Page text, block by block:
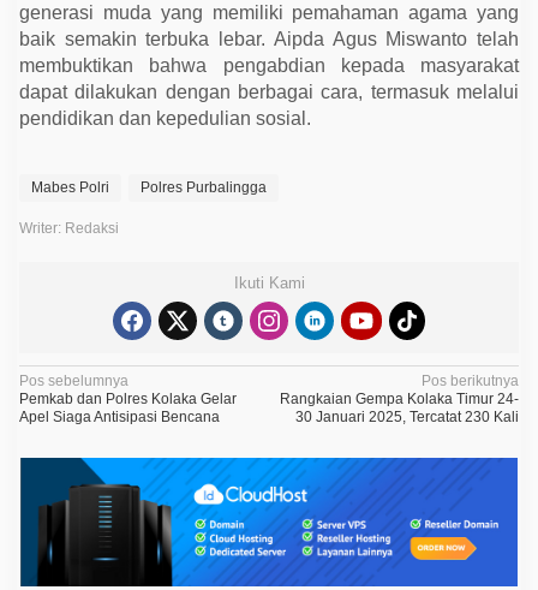
generasi muda yang memiliki pemahaman agama yang
baik semakin terbuka lebar. Aipda Agus Miswanto telah
membuktikan bahwa pengabdian kepada masyarakat
dapat dilakukan dengan berbagai cara, termasuk melalui
pendidikan dan kepedulian sosial.
Mabes Polri Polres Purbalingga
Writer: Redaksi
Ikuti Kami
N
a
v
Pos sebelumnya
Pemkab dan Polres Kolaka Gelar
Apel Siaga Antisipasi Bencana
Pos berikutnya
Rangkaian Gempa Kolaka Timur 24-
30 Januari 2025, Tercatat 230 Kali